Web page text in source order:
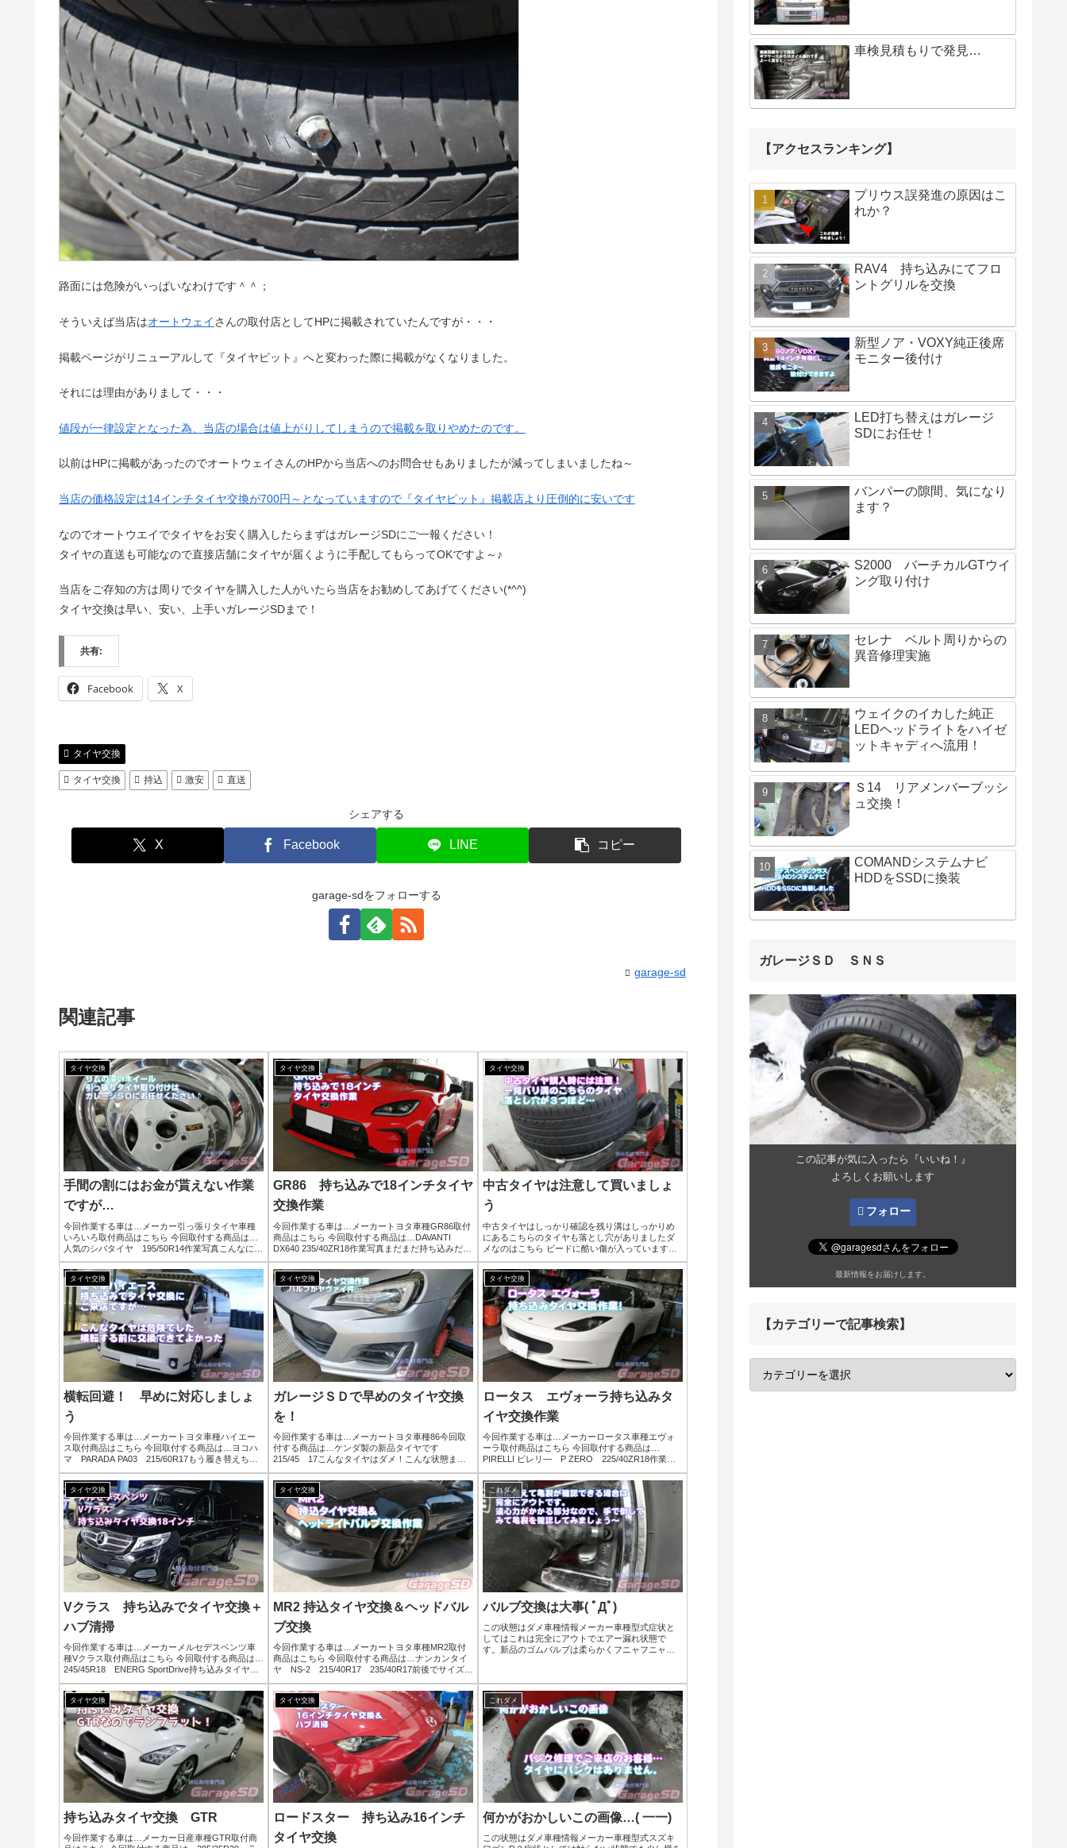
路面には危険がいっぱいなわけです＾＾；
そういえば当店はオートウェイさんの取付店としてHPに掲載されていたんですが・・・
掲載ページがリニューアルして『タイヤピット』へと変わった際に掲載がなくなりました。
それには理由がありまして・・・
値段が一律設定となった為、当店の場合は値上がりしてしまうので掲載を取りやめたのです。
以前はHPに掲載があったのでオートウェイさんのHPから当店へのお問合せもありましたが減ってしまいましたね～
当店の価格設定は14インチタイヤ交換が700円～となっていますので『タイヤピット』掲載店より圧倒的に安いです
なのでオートウエイでタイヤをお安く購入したらまずはガレージSDにご一報ください！
タイヤの直送も可能なので直接店舗にタイヤが届くように手配してもらってOKですよ～♪
当店をご存知の方は周りでタイヤを購入した人がいたら当店をお勧めしてあげてください(*^^)
タイヤ交換は早い、安い、上手いガレージSDまで！
共有:
Facebook X
タイヤ交換
タイヤ交換 持込 激安 直送
シェアする
X Facebook LINE コピー
garage-sdをフォローする
garage-sd
関連記事
タイヤ交換
手間の割にはお金が貰えない作業
ですが…
今回作業する車は…メーカー引っ張りタイヤ車種
いろいろ取付商品はこちら 今回取付する商品は…
人気のシバタイヤ 195/50R14作業写真こんなに隙
間があったら空気はそりゃ入りませんｗ引っ張り
タイヤは手間と時間がかかる割にはお金が貰えな
い作業で...
タイヤ交換
GR86 持ち込みで18インチタイヤ
交換作業
今回作業する車は…メーカートヨタ車種GR86取付
商品はこちら 今回取付する商品は…DAVANTI
DX640 235/40ZR18作業写真まだまだ持ち込みだと
タイヤ交換いくらですか？ってお問合せがありま
すが、持ち込みでも直送でも工賃は一緒で...
タイヤ交換
中古タイヤは注意して買いましょ
う
中古タイヤはしっかり確認を残り溝はしっかりめ
にあるこちらのタイヤも落とし穴がありましたダ
メなのはこちら ビードに酷い傷が入っています。
少し古くなるとタイヤは固くなるので、手組やビ
ードクリームの塗り忘れなどで簡単にこういった
破損につながります...
タイヤ交換
横転回避！ 早めに対応しましょ
う
今回作業する車は…メーカートヨタ車種ハイエー
ス取付商品はこちら 今回取付する商品は…ヨコハ
マ PARADA PA03 215/60R17もう履き替えちゃ
業写真交換前のタイヤですが、サイドに...
タイヤ交換
ガレージＳＤで早めのタイヤ交換
を！
今回作業する車は…メーカートヨタ車種86今回取
付する商品は…ケンダ製の新品タイヤです
215/45 17こんなタイヤはダメ！こんな状態まで
に交換する時にはバルブ交換も一緒にしましょう
ね。持ち込みタ...
タイヤ交換
ロータス エヴォーラ持ち込みタ
イヤ交換作業
今回作業する車は…メーカーロータス車種エヴォ
ーラ取付商品はこちら 今回取付する商品は…
PIRELLI ピレリ― P ZERO 225/40ZR18作業写
タイヤ交換の工賃は？下記リンクで工賃...
タイヤ交換
Vクラス 持ち込みでタイヤ交換＋
ハブ清掃
今回作業する車は…メーカーメルセデスベンツ車
種Vクラス取付商品はこちら 今回取付する商品は…
245/45R18 ENERG SportDrive持ち込みタイヤ交
持ち込みタイヤ交換、地域最安...
タイヤ交換
MR2 持込タイヤ交換＆ヘッドバル
ブ交換
今回作業する車は…メーカートヨタ車種MR2取付
商品はこちら 今回取付する商品は…ナンカンタイ
ヤ NS-2 215/40R17 235/40R17前後でサイズが
ハブ清掃作業をご依頼いただきま...
これダメ
バルブ交換は大事( ﾟДﾟ)
この状態はダメ車種情報メーカー車種型式症状と
してはこれは完全にアウトでエアー漏れ状態で
す。新品のゴムバルブは柔らかくフニャフニャの
にはセットで交換がおす...
タイヤ交換
持ち込みタイヤ交換 GTR
今回作業する車は…メーカー日産車種GTR取付商
タイヤ交換
ロードスター 持ち込み16インチ
タイヤ交換
これダメ
何かがおかしいこの画像…( 一一)
この状態はダメ車種情報メーカー車種型式スズキ
車検見積もりで発見…
【アクセスランキング】
プリウス誤発進の原因はこ
れか？
RAV4 持ち込みにてフロ
ントグリルを交換
新型ノア・VOXY純正後席
モニター後付け
LED打ち替えはガレージ
SDにお任せ！
バンパーの隙間、気になり
ます？
S2000 バーチカルGTウイ
ング取り付け
セレナ ベルト周りからの
異音修理実施
ウェイクのイカした純正
LEDヘッドライトをハイゼ
ットキャディへ流用！
Ｓ14 リアメンバーブッシ
ュ交換！
COMANDシステムナビ
HDDをSSDに換装
ガレージＳＤ ＳＮＳ
この記事が気に入ったら『いいね！』
よろしくお願いします
フォロー
最新情報をお届けします。
【カテゴリーで記事検索】